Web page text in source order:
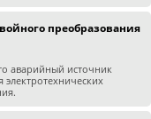
преобразования
аварийный источник